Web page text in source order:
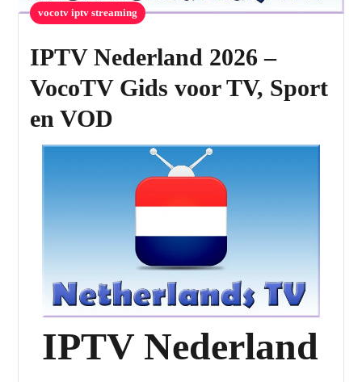
vocotv iptv streaming
IPTV Nederland 2026 –
VocoTV Gids voor TV, Sport
en VOD
IPTV Nederland